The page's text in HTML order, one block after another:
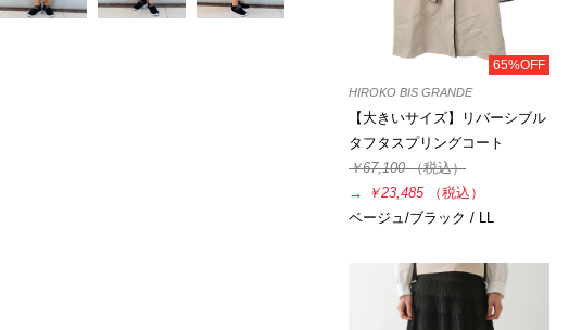
65%OFF
HIROKO BIS GRANDE
【大きいサイズ】リバーシブル
タフタスプリングコート
￥67,100（税込）
→
￥23,485
（税込）
ベージュ/ブラック / LL